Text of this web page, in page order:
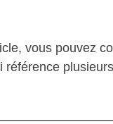
vous pouvez
référence